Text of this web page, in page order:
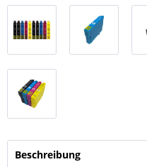
Beschreibung